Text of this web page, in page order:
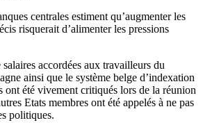
centrales estiment qu’augmenter les
risquerait d’alimenter les pressions
salaires accordées aux travailleurs du
ainsi que le système belge d’indexation
ont été vivement critiqués lors de la réunion
Etats membres ont été appelés à ne pas
politiques.